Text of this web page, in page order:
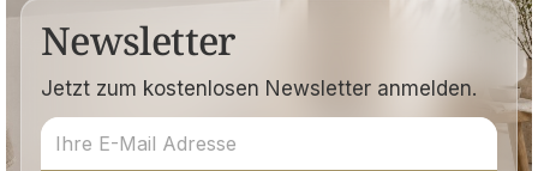
Newsletter
Jetzt zum kostenlosen Newsletter anmelden.